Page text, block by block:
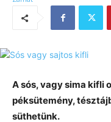
A sós, vagy sima kifli
péksütemény,
süthetünk.